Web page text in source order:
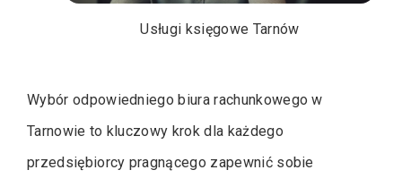
Usługi księgowe Tarnów
Wybór odpowiedniego biura rachunkowego w
Tarnowie to kluczowy krok dla każdego
przedsiębiorcy pragnącego zapewnić sobie